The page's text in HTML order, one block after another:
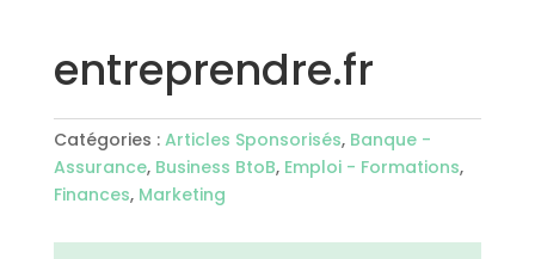
entreprendre.fr
Catégories : Articles Sponsorisés, Banque -
Assurance, Business BtoB, Emploi - Formations,
Finances, Marketing